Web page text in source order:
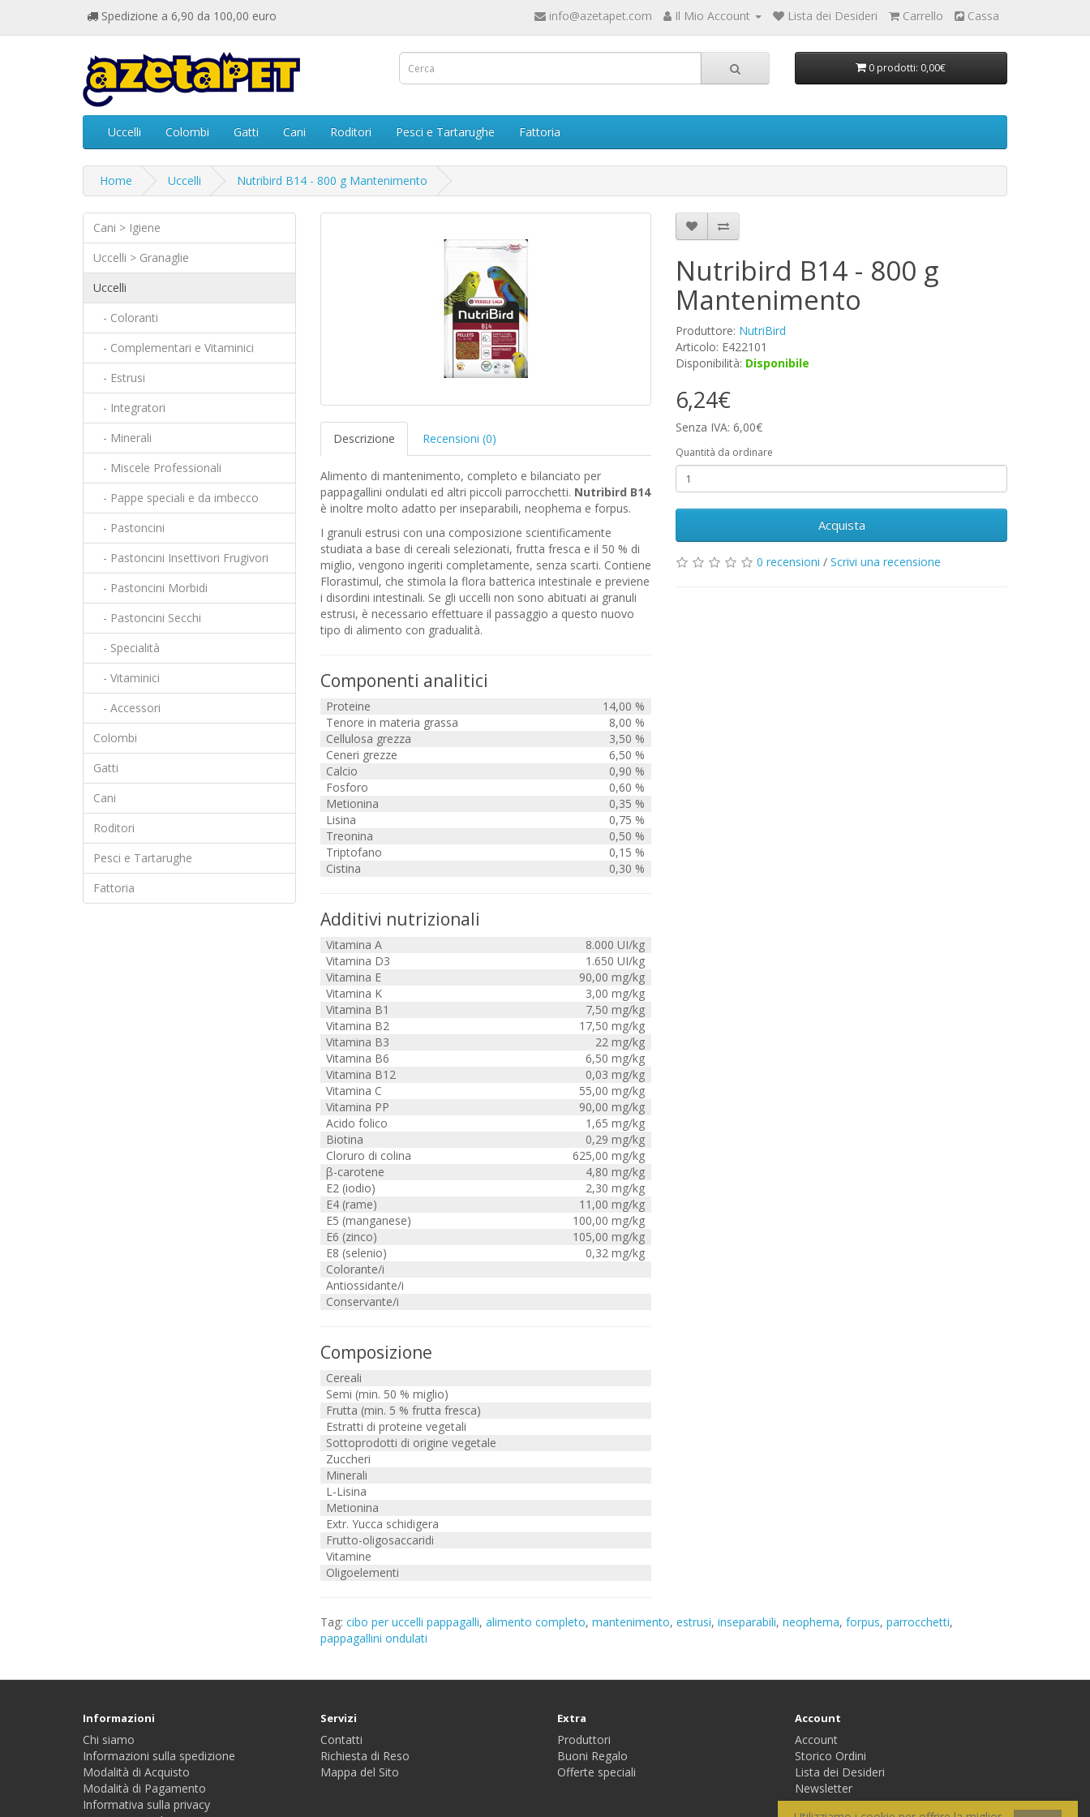
Spedizione a 6,90 da 100,00 euro info@azetapet.com Il Mio Account Lista dei Desideri Carrello Cassa
0 prodotti: 0,00€
Uccelli Colombi Gatti Cani Roditori Pesci e Tartarughe Fattoria
Home Uccelli Nutribird B14 - 800 g Mantenimento
Cani > Igiene
Uccelli > Granaglie
Uccelli
- Coloranti
- Complementari e Vitaminici
- Estrusi
- Integratori
- Minerali
- Miscele Professionali
- Pappe speciali e da imbecco
- Pastoncini
- Pastoncini Insettivori Frugivori
- Pastoncini Morbidi
- Pastoncini Secchi
- Specialità
- Vitaminici
- Accessori
Colombi
Gatti
Cani
Roditori
Pesci e Tartarughe
Fattoria
Descrizione Recensioni (0)
Alimento di mantenimento, completo e bilanciato per
pappagallini ondulati ed altri piccoli parrocchetti. Nutribird B14
è inoltre molto adatto per inseparabili, neophema e forpus.
I granuli estrusi con una composizione scientificamente
studiata a base di cereali selezionati, frutta fresca e il 50 % di
miglio, vengono ingeriti completamente, senza scarti. Contiene
Florastimul, che stimola la flora batterica intestinale e previene
i disordini intestinali. Se gli uccelli non sono abituati ai granuli
estrusi, è necessario effettuare il passaggio a questo nuovo
tipo di alimento con gradualità.
Componenti analitici
Proteine
14,00 %
Tenore in materia grassa
8,00 %
Cellulosa grezza
3,50 %
Ceneri grezze
6,50 %
Calcio
0,90 %
Fosforo
0,60 %
Metionina
0,35 %
Lisina
0,75 %
Treonina
0,50 %
Triptofano
0,15 %
Cistina
0,30 %
Additivi nutrizionali
Vitamina A
8.000 UI/kg
Vitamina D3
1.650 UI/kg
Vitamina E
90,00 mg/kg
Vitamina K
3,00 mg/kg
Vitamina B1
7,50 mg/kg
Vitamina B2
17,50 mg/kg
Vitamina B3
22 mg/kg
Vitamina B6
6,50 mg/kg
Vitamina B12
0,03 mg/kg
Vitamina C
55,00 mg/kg
Vitamina PP
90,00 mg/kg
Acido folico
1,65 mg/kg
Biotina
0,29 mg/kg
Cloruro di colina
625,00 mg/kg
β-carotene
4,80 mg/kg
E2 (iodio)
2,30 mg/kg
E4 (rame)
11,00 mg/kg
E5 (manganese)
100,00 mg/kg
E6 (zinco)
105,00 mg/kg
E8 (selenio)
0,32 mg/kg
Colorante/i
Antiossidante/i
Conservante/i
Composizione
Cereali
Semi (min. 50 % miglio)
Frutta (min. 5 % frutta fresca)
Estratti di proteine vegetali
Sottoprodotti di origine vegetale
Zuccheri
Minerali
L-Lisina
Metionina
Extr. Yucca schidigera
Frutto-oligosaccaridi
Vitamine
Oligoelementi
Nutribird B14 - 800 g
Mantenimento
Produttore: NutriBird
Articolo: E422101
Disponibilità: Disponibile
6,24€
Senza IVA: 6,00€
Quantità da ordinare
Acquista
0 recensioni /Scrivi una recensione
Tag: cibo per uccelli pappagalli, alimento completo, mantenimento, estrusi, inseparabili, neophema, forpus, parrocchetti,
pappagallini ondulati
Informazioni
Chi siamo
Informazioni sulla spedizione
Modalità di Acquisto
Modalità di Pagamento
Informativa sulla privacy
Servizi
Contatti
Richiesta di Reso
Mappa del Sito
Extra
Produttori
Buoni Regalo
Offerte speciali
Account
Account
Storico Ordini
Lista dei Desideri
Newsletter